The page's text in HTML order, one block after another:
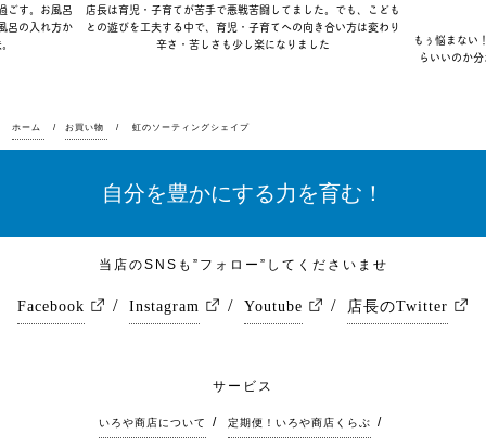
ごす。お風呂
呂の入れ方か
店長は育児・子育てが苦手で悪戦苦闘してました。でも、こども
との遊びを工夫する中で、育児・子育てへの向き合い方は変わり
辛さ・苦しさも少し楽になりました
もぅ悩まない
らいいのか
ホーム お買い物 虹のソーティングシェイプ
自分を豊かにする力を育む！
当店のSNSも”フォロー”してくださいませ
Facebook Instagram Youtube 店長のTwitter
サービス
いろや商店について 定期便！いろや商店くらぶ